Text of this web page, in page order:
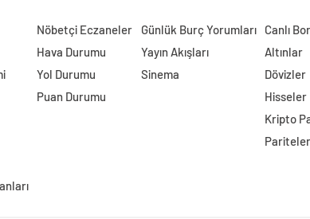
Nöbetçi Eczaneler
Hava Durumu
Yol Durumu
Puan Durumu
Günlük Burç Yorumları
Yayın Akışları
Sinema
Canlı
Altınlar
Dövizler
Hisseler
Kripto
Pariteler